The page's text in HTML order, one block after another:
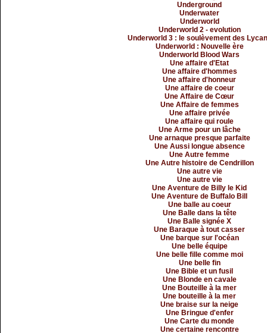
Underground
Underwater
Underworld
Underworld 2 - evolution
Underworld 3 : le soulèvement des
Underworld : Nouvelle ère
Underworld Blood Wars
Une affaire d'Etat
Une affaire d'hommes
Une affaire d'honneur
Une affaire de coeur
Une Affaire de Cœur
Une Affaire de femmes
Une affaire privée
Une affaire qui roule
Une Arme pour un lâche
Une arnaque presque parfaite
Une Aussi longue absence
Une Autre femme
Une Autre histoire de Cendrillon
Une autre vie
Une autre vie
Une Aventure de Billy le Kid
Une Aventure de Buffalo Bill
Une balle au coeur
Une Balle dans la tête
Une Balle signée X
Une Baraque à tout casser
Une barque sur l'océan
Une belle équipe
Une belle fille comme moi
Une belle fin
Une Bible et un fusil
Une Blonde en cavale
Une Bouteille à la mer
Une bouteille à la mer
Une braise sur la neige
Une Bringue d'enfer
Une Carte du monde
Une certaine rencontre